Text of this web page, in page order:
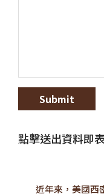
點擊送出資料即
近年來，美國西